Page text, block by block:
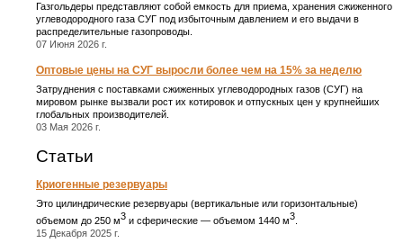
Газгольдеры представляют собой емкость для приема, хранения сжиженного
углеводородного газа СУГ под избыточным давлением и его выдачи в
распределительные газопроводы.
07 Июня 2026 г.
Оптовые цены на СУГ выросли более чем на 15% за неделю
Затруднения с поставками сжиженных углеводородных газов (СУГ) на
мировом рынке вызвали рост их котировок и отпускных цен у крупнейших
глобальных производителей.
03 Мая 2026 г.
Статьи
Криогенные резервуары
Это цилиндрические резервуары (вертикальные или горизонтальные)
объемом до 250 м3 и сферические ― объемом 1440 м3
15 Декабря 2025 г.